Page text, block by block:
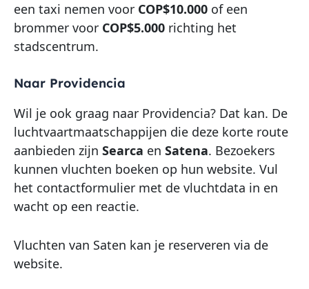
een taxi nemen voor COP$10.000 of een
brommer voor COP$5.000 richting het
stadscentrum.
Naar Providencia
Wil je ook graag naar Providencia? Dat kan. De
luchtvaartmaatschappijen die deze korte route
aanbieden zijn Searca en Satena. Bezoekers
kunnen vluchten boeken op hun website. Vul
het contactformulier met de vluchtdata in en
wacht op een reactie.
Vluchten van Saten kan je reserveren via de
website.